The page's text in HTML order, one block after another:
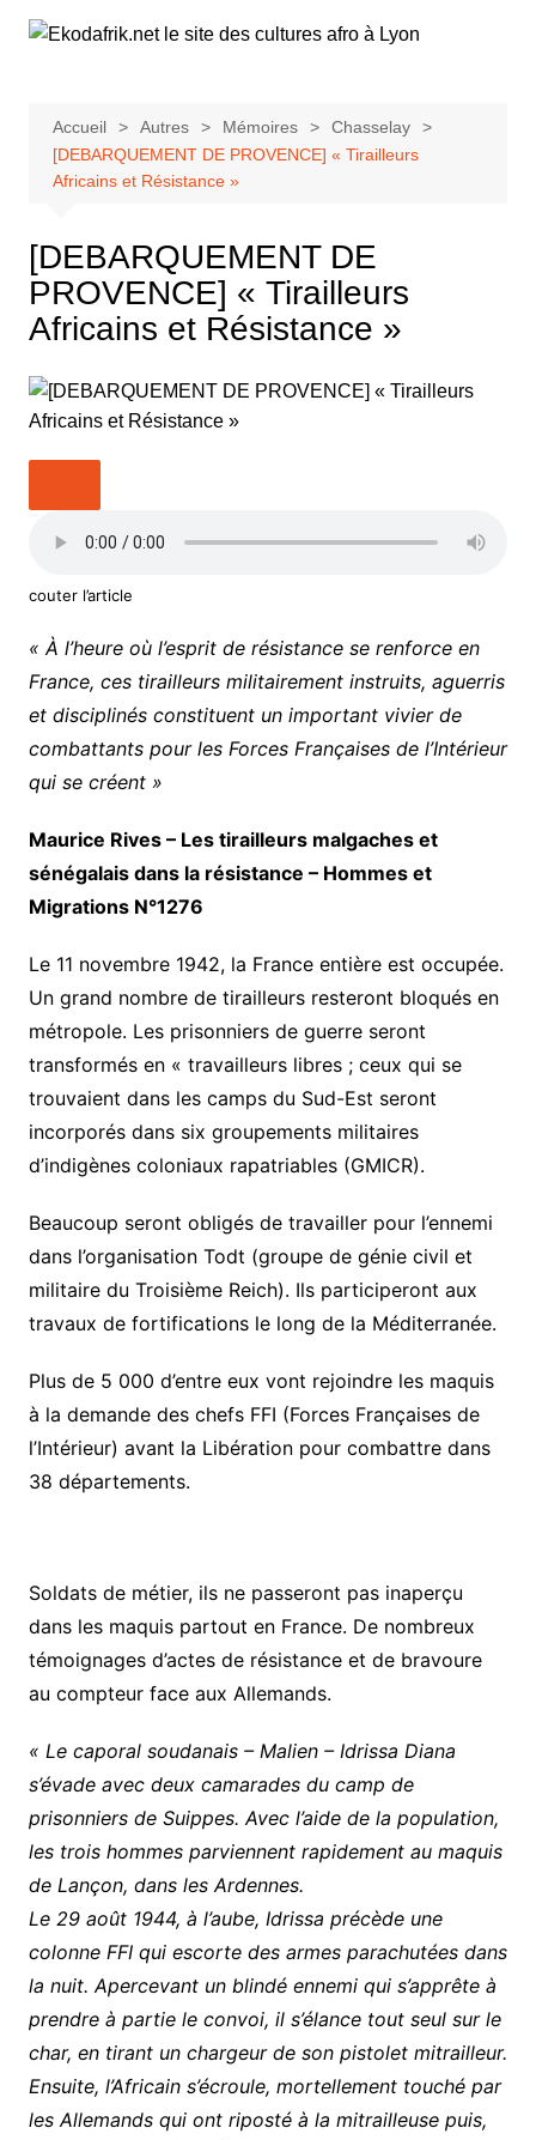
Accueil Autres Mémoires
Chasselay
[DEBARQUEMENT DE PROVENCE] « Tirailleurs
Africains et Résistance »
[DEBARQUEMENT DE
PROVENCE] « Tirailleurs
Africains et Résistance »
couter l’article
« À l’heure où l’esprit de résistance se renforce en
France, ces tirailleurs militairement instruits, aguerris
et disciplinés constituent un important vivier de
combattants pour les Forces Françaises de l’Intérieur
qui se créent »
Maurice Rives – Les tirailleurs malgaches et
sénégalais dans la résistance – Hommes et
Migrations N°1276
Le 11 novembre 1942, la France entière est occupée.
Un grand nombre de tirailleurs resteront bloqués en
métropole. Les prisonniers de guerre seront
transformés en « travailleurs libres ; ceux qui se
trouvaient dans les camps du Sud-Est seront
incorporés dans six groupements militaires
d’indigènes coloniaux rapatriables (GMICR).
Beaucoup seront obligés de travailler pour l’ennemi
dans l’organisation Todt (groupe de génie civil et
militaire du Troisième Reich). Ils participeront aux
travaux de fortifications le long de la Méditerranée.
Plus de 5 000 d’entre eux vont rejoindre les maquis
à la demande des chefs FFI (Forces Françaises de
l’Intérieur) avant la Libération pour combattre dans
38 départements.
Soldats de métier, ils ne passeront pas inaperçu
dans les maquis partout en France. De nombreux
témoignages d’actes de résistance et de bravoure
au compteur face aux Allemands.
« Le caporal soudanais – Malien – Idrissa Diana
s’évade avec deux camarades du camp de
prisonniers de Suippes. Avec l’aide de la population,
les trois hommes parviennent rapidement au maquis
de Lançon, dans les Ardennes.
Le 29 août 1944, à l’aube, Idrissa précède une
colonne FFI qui escorte des armes parachutées dans
la nuit. Apercevant un blindé ennemi qui s’apprête à
prendre à partie le convoi, il s’élance tout seul sur le
char, en tirant un chargeur de son pistolet mitrailleur.
Ensuite, l’Africain s’écroule, mortellement touché par
les Allemands qui ont riposté à la mitrailleuse puis,